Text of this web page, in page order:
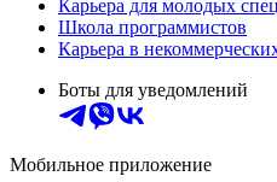
Карьера для молодых
Школа программистов
Карьера в
Боты для уведомлений
Мобильное приложение